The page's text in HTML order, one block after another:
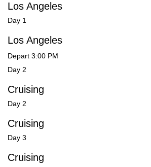
Los Angeles
Day 1
Los Angeles
Depart 3:00 PM
Day 2
Cruising
Day 2
Cruising
Day 3
Cruising